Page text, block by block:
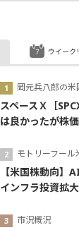
岡元兵八郎の
スペースＸ［
は良かったが株
モトリーフール
【米国株動向】
インフラ投資拡
市況概況
ウイーク